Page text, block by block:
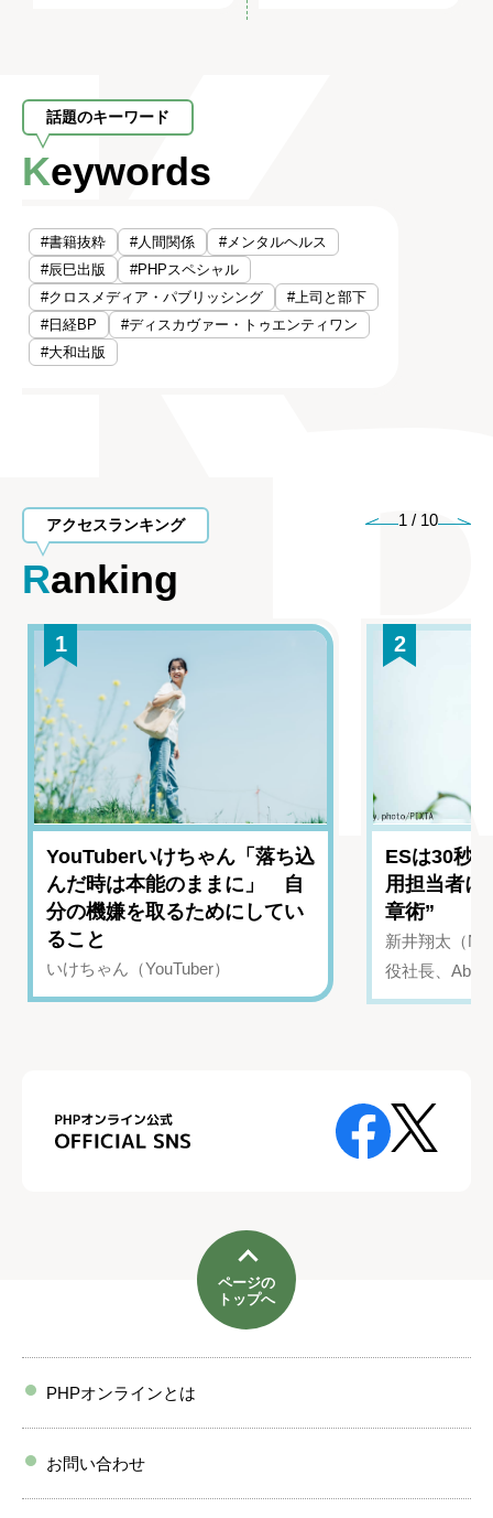
話題のキーワード
Keywords
#書籍抜粋 #人間関係
#メンタルヘルス
#辰巳出版
#PHPスペシャル
#クロスメディア・パブリッシング
#上司と部下
#日経BP
#ディスカヴァー・トゥエンティワン
#大和出版
アクセスランキング
Ranking
1 / 10
1
YouTuberいけちゃん「落ち込
んだ時は本能のままに」 自
分の機嫌を取るためにしてい
ること
いけちゃん（YouTuber）
2
ESは30秒
用担当者に
章術”
新井翔太（
役社長、
ページの
トップへ
PHPオンラインとは
お問い合わせ